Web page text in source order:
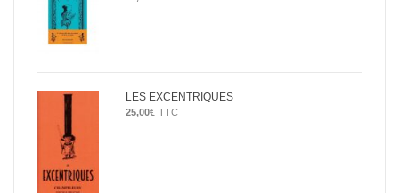
LES EXCENTRIQUES
25,00€ TTC